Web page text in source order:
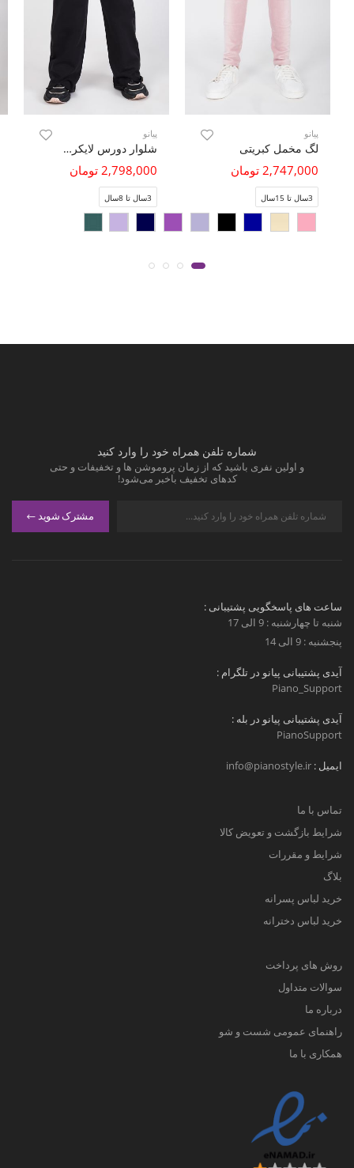
پیانو
لگ مخمل کبریتی
2,747,000 تومان
3سال تا 15سال
پیانو
شلوار دورس لایکرا دمپا چاک دار
2,798,000 تومان
3سال تا 8سال
شماره تلفن همراه خود را وارد کنید
و اولین نفری باشید که از زمان پروموشن ها و تخفیفات و حتی
کدهای تخفیف باخبر می‌شود!
مشترک شوید
ساعت های پاسخگویی پشتیبانی :
شنبه تا چهارشنبه : 9 الی 17
پنجشنبه : 9 الی 14
آیدی پشتیبانی پیانو در تلگرام :
Piano_Support
آیدی پشتیبانی پیانو در بله :
PianoSupport
ایمیل : info@pianostyle.ir
تماس با ما
شرایط بازگشت و تعویض کالا
شرایط و مقررات
بلاگ
خرید لباس پسرانه
خرید لباس دخترانه
روش های پرداخت
سوالات متداول
درباره ما
راهنمای عمومی شست و شو
همکاری با ما